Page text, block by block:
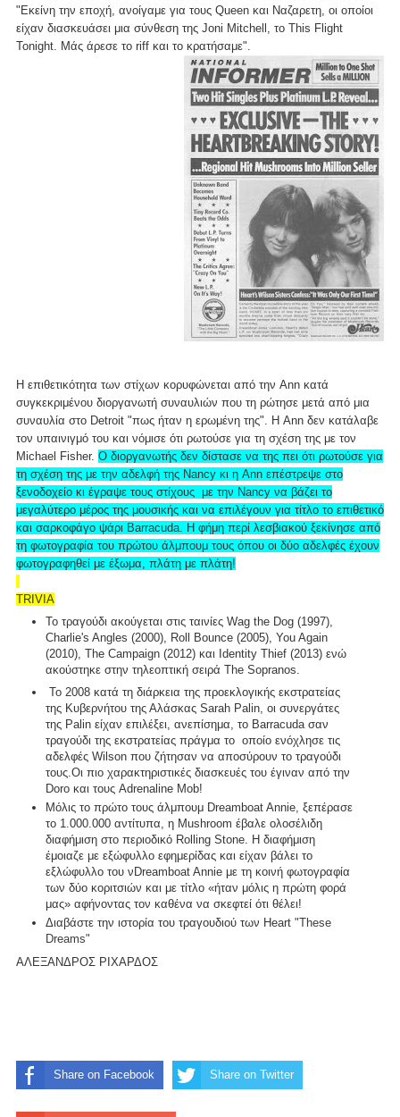
"Εκείνη την εποχή, ανοίγαμε για τους Queen και Ναζαρετη, οι οποίοι
είχαν διασκευάσει μια σύνθεση της Joni Mitchell, το This Flight
Tonight. Μάς άρεσε το riff και το κρατήσαμε".
Η επιθετικότητα των στίχων κορυφώνεται από την Ann κατά
συγκεκριμένου διοργανωτή συναυλιών που τη ρώτησε μετά από μια
συναυλία στο Detroit "πως ήταν η ερωμένη της". Η Ann δεν κατάλαβε
τον υπαινιγμό του και νόμισε ότι ρωτούσε για τη σχέση της με τον
Michael Fisher. Ο διοργανωτής δεν δίστασε να της πει ότι ρωτούσε για
τη σχέση της με την αδελφή της Nancy κι η Ann επέστρεψε στο
ξενοδοχείο κι έγραψε τους στίχους με την Nancy να βάζει το
μεγαλύτερο μέρος της μουσικής και να επιλέγουν για τίτλο το επιθετικό
και σαρκοφάγο ψάρι Barracuda. Η φήμη περί λεσβιακού ξεκίνησε από
τη φωτογραφία του πρώτου άλμπουμ τους όπου οι δύο αδελφές έχουν
φωτογραφηθεί με έξωμα, πλάτη με πλάτη!
TRIVIA
Το τραγούδι ακούγεται στις ταινίες Wag the Dog (1997),
Charlie's Angles (2000), Roll Bounce (2005), You Again
(2010), The Campaign (2012) και Identity Thief (2013) ενώ
ακούστηκε στην τηλεοπτική σειρά The Sopranos.
Το 2008 κατά τη διάρκεια της προεκλογικής εκστρατείας
της Κυβερνήτου της Αλάσκας Sarah Palin, οι συνεργάτες
της Palin είχαν επιλέξει, ανεπίσημα, το Barracuda σαν
τραγούδι της εκστρατείας πράγμα το οποίο ενόχλησε τις
αδελφές Wilson που ζήτησαν να αποσύρουν το τραγούδι
τους.Οι πιο χαρακτηριστικές διασκευές του έγιναν από την
Doro και τους Adrenaline Mob!
Μόλις το πρώτο τους άλμπουμ Dreamboat Annie, ξεπέρασε
το 1.000.000 αντίτυπα, η Mushroom έβαλε ολοσέλιδη
διαφήμιση στο περιοδικό Rolling Stone. Η διαφήμιση
έμοιαζε με εξώφυλλο εφημερίδας και είχαν βάλει το
εξλώφυλλο του νDreamboat Annie με τη κοινή φωτογραφία
των δύο κοριτσιών και με τίτλο «ήταν μόλις η πρώτη φορά
μας» αφήνοντας τον καθένα να σκεφτεί ότι θέλει!
Διαβάστε την ιστορία του τραγουδιού των Heart "These
Dreams"
ΑΛΕΞΑΝΔΡΟΣ ΡΙΧΑΡΔΟΣ
Share on Facebook Share on Twitter